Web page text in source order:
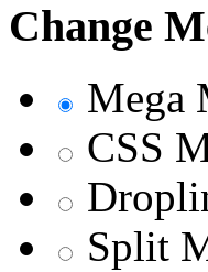
Change
Mega
CSS
Split